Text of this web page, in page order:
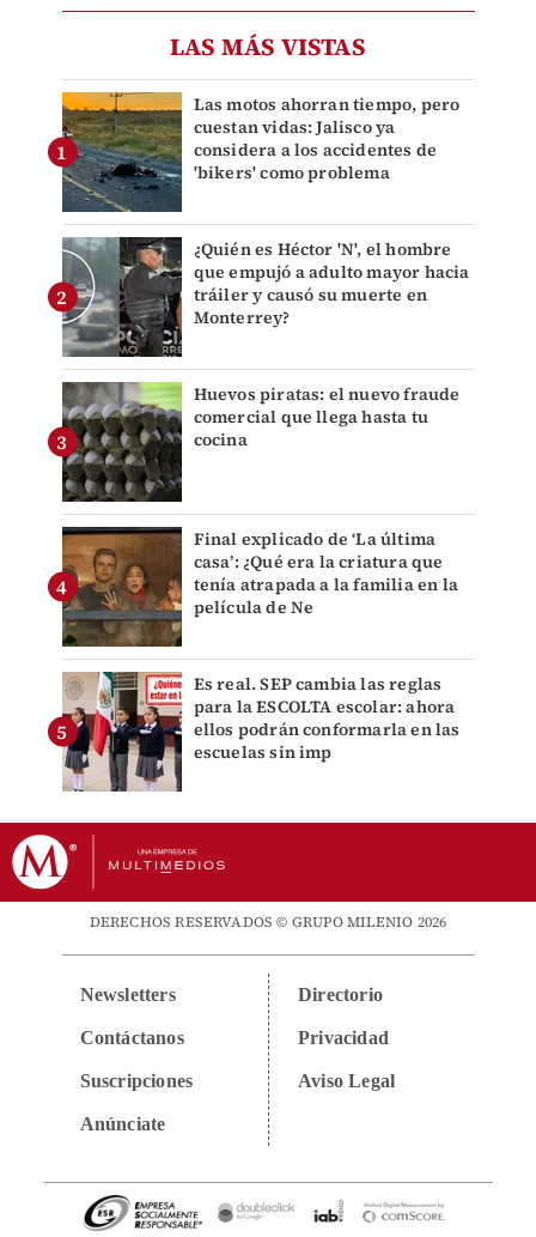
LAS MÁS VISTAS
Las motos ahorran tiempo, pero
cuestan vidas: Jalisco ya
considera a los accidentes de
'bikers' como problema
¿Quién es Héctor 'N', el hombre
que empujó a adulto mayor hacia
tráiler y causó su muerte en
Monterrey?
Huevos piratas: el nuevo fraude
comercial que llega hasta tu
cocina
Final explicado de ‘La última
casa’: ¿Qué era la criatura que
tenía atrapada a la familia en la
película de Ne
Es real. SEP cambia las reglas
para la ESCOLTA escolar: ahora
ellos podrán conformarla en las
escuelas sin imp
DERECHOS RESERVADOS © GRUPO MILENIO 2026
Newsletters
Contáctanos
Suscripciones
Anúnciate
Directorio
Privacidad
Aviso Legal